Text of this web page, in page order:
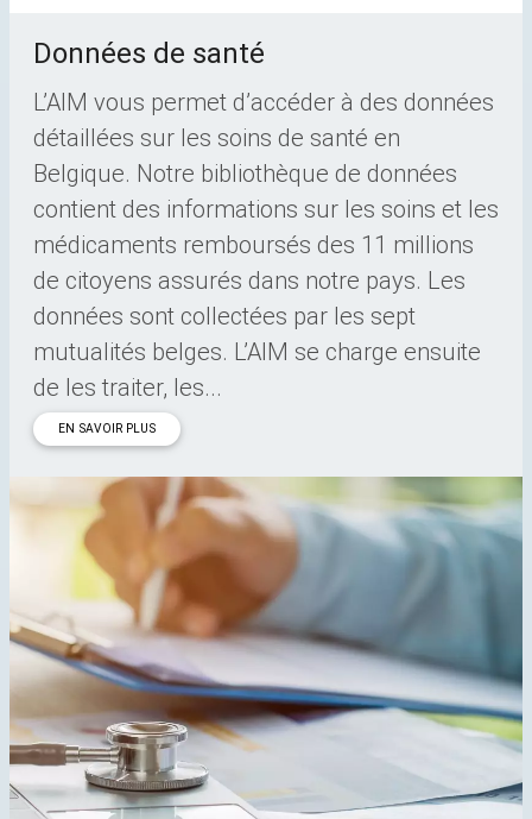
Données de santé
L’AIM vous permet d’accéder à des données
détaillées sur les soins de santé en
Belgique. Notre bibliothèque de données
contient des informations sur les soins et les
médicaments remboursés des 11 millions
de citoyens assurés dans notre pays. Les
données sont collectées par les sept
mutualités belges. L’AIM se charge ensuite
de les traiter, les...
EN SAVOIR PLUS